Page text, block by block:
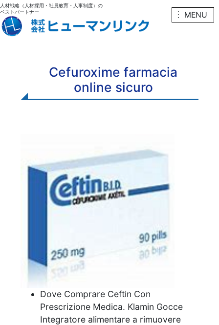
人材戦略（人材採用・社員教育・人事制度）の
ベストパートナー
︙ MENU
Cefuroxime farmacia
online sicuro
Dove Comprare Ceftin Con
Prescrizione Medica. Klamin Gocce
Integratore alimentare a rimuovere